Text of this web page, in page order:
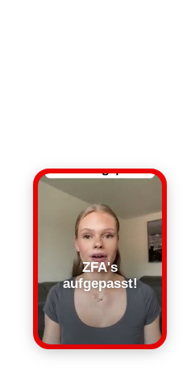
ZFA's
aufgepasst!